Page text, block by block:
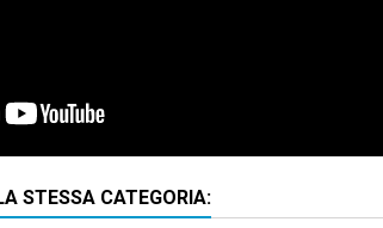
STESSA CATEGORIA: